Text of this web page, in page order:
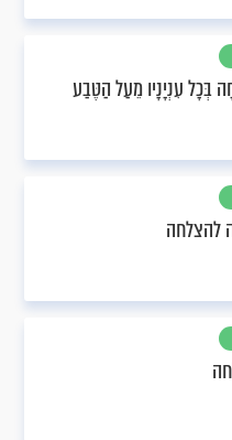
בְּכָל עִנְיָנָיו מֵעַל הַטֶּבַע
להצלחה